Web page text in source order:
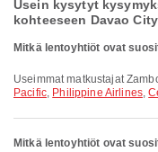
Usein kysytyt
kohteeseen Davao City
Mitkä lentoyhtiöt ovat
Useimmat matkustajat
Pacific, Philippine Airlines,
Mitkä lentoyhtiöt ovat